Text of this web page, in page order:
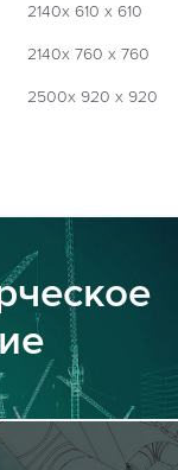
2140х 610 х 610
2140х 760 х 760
2500х 920 х 920